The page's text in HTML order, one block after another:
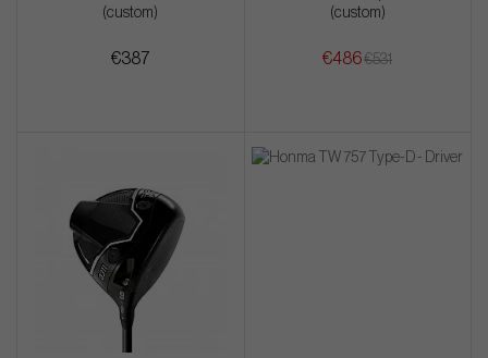
(custom)
€387
(custom)
€486€531